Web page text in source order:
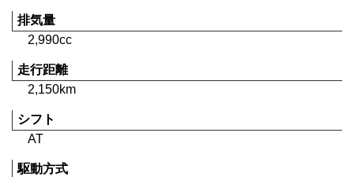
排気量
2,990cc
走行距離
2,150km
シフト
AT
駆動方式